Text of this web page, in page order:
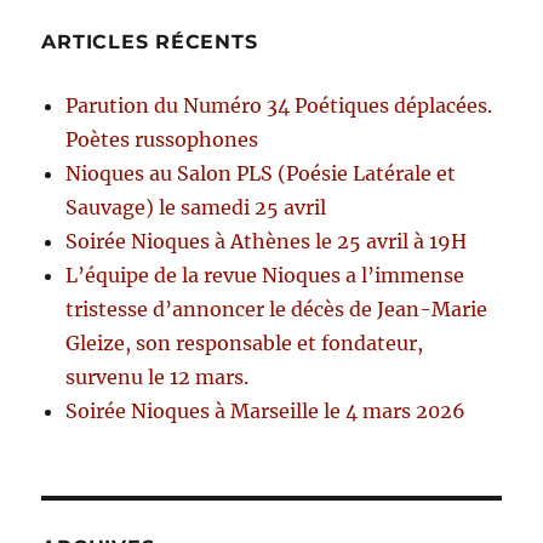
ARTICLES RÉCENTS
Parution du Numéro 34 Poétiques déplacées.
Poètes russophones
Nioques au Salon PLS (Poésie Latérale et
Sauvage) le samedi 25 avril
Soirée Nioques à Athènes le 25 avril à 19H
L’équipe de la revue Nioques a l’immense
tristesse d’annoncer le décès de Jean-Marie
Gleize, son responsable et fondateur,
survenu le 12 mars.
Soirée Nioques à Marseille le 4 mars 2026